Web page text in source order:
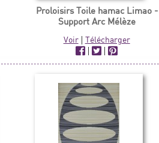
Proloisirs Toile hamac Limao -
Support Arc Mélèze
Voir| Télécharger
|
|